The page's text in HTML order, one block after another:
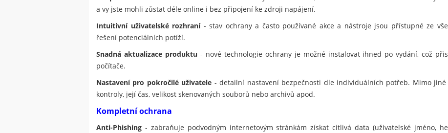
a vy jste mohli zůstat déle online i bez připojení ke zdroji napájení.
Intuitivní uživatelské rozhraní- stav ochrany a často používané akce a nástroje jsou přístupné ze
řešení potenciálních potíží.
Snadná aktualizace produktu - nové technologie ochrany je možné instalovat ihned po vydání, což
počítače.
Nastavení pro pokročilé uživatele - detailní nastavení bezpečnosti dle individuálních potřeb. Mimo
kontroly, její čas, velikost skenovaných souborů nebo archivů apod.
Kompletní ochrana
Anti-Phishing - zabraňuje podvodným internetovým stránkám získat citlivá data (uživatelské jméno,